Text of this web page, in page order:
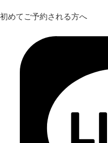
初めてご予約される方へ